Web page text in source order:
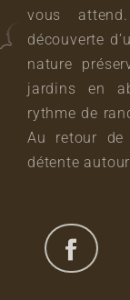
vous
découverte
nature
jardins en
rythme de
Au retour de
détente